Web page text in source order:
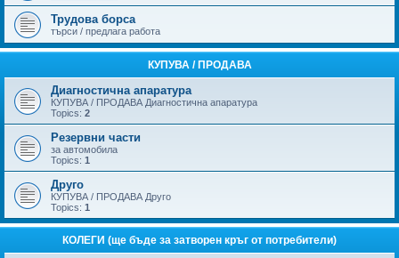
Трудова борса
търси / предлага работа
КУПУВА / ПРОДАВА
Диагностична апаратура
КУПУВА / ПРОДАВА Диагностична апаратура
Topics: 2
Резервни части
за автомобила
Topics: 1
Друго
КУПУВА / ПРОДАВА Друго
Topics: 1
КОЛЕГИ (ще бъде за затворен кръг от потребители)